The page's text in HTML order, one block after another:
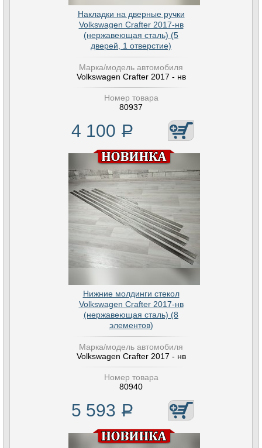
Накладки на дверные ручки
Volkswagen Crafter 2017-нв
(нержавеющая сталь) (5
дверей, 1 отверстие)
Марка/модель автомобиля
Volkswagen Crafter 2017 - нв
Номер товара
80937
4 100 Р
Нижние молдинги стекол
Volkswagen Crafter 2017-нв
(нержавеющая сталь) (8
элементов)
Марка/модель автомобиля
Volkswagen Crafter 2017 - нв
Номер товара
80940
5 593 Р